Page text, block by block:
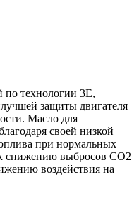
по технологии 3E,
защиты двигателя
Масло для
своей низкой
при нормальных
снижению выбросов CO2
воздействия на